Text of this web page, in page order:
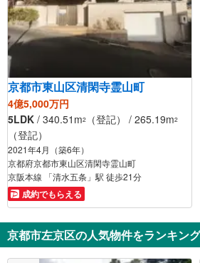
京都市東山区清閑寺霊山町
4億5,000万円
5LDK / 340.51m2 （登記） / 265.19m2
（登記）
2021年4月（築6年）
京都府京都市東山区清閑寺霊山町
京阪本線 「清水五条」駅 徒歩21分
成約でもらえる
京都市左京区の人気物件をランキン